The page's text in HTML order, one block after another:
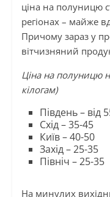
ціна на полуницю
регіонах – майже
Причому зараз у
вітчизняний
Ціна на полуницю
кілогам)
Південь – від
Схід – 35-45
Київ – 40-50
Захід – 25-35
Північ – 25-35
На минулих